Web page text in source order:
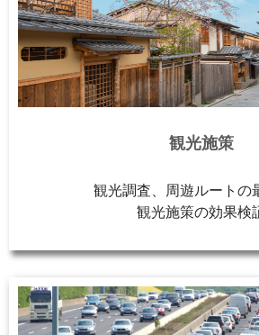
観光施策
観光調査、周遊ルートの
観光施策の効果検